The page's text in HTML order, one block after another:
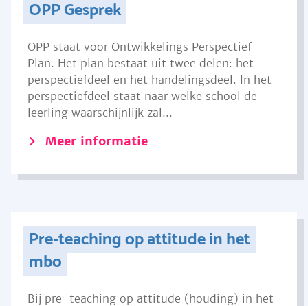
OPP Gesprek
OPP staat voor Ontwikkelings Perspectief
Plan. Het plan bestaat uit twee delen: het
perspectiefdeel en het handelingsdeel. In het
perspectiefdeel staat naar welke school de
leerling waarschijnlijk zal...
Meer informatie
Pre-teaching op attitude in het
mbo
Bij pre-teaching op attitude (houding) in het